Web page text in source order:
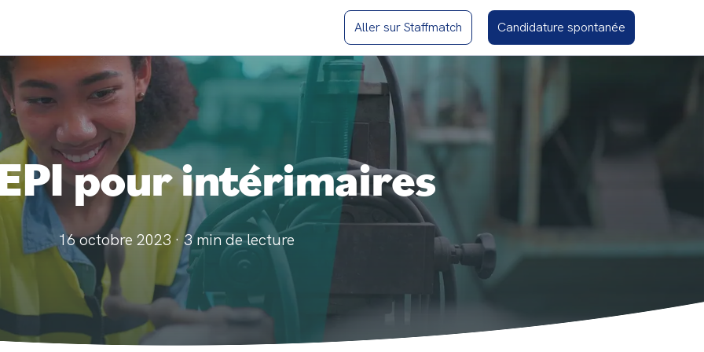
Aller sur Staffmatch Candidature spontanée
pour intérimaires
16 octobre 2023 · 3 min de lecture